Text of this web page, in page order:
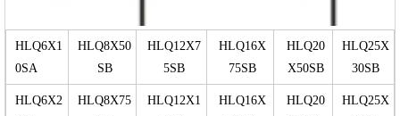
HLQ6X1
0SA
HLQ8X50
SB
HLQ12X7
5SB
HLQ16X
75SB
HLQ20
X50SB
HLQ25X
30SB
HLQ6X2
HLQ8X75
HLQ12X1
HLQ16X
HLQ20
HLQ25X